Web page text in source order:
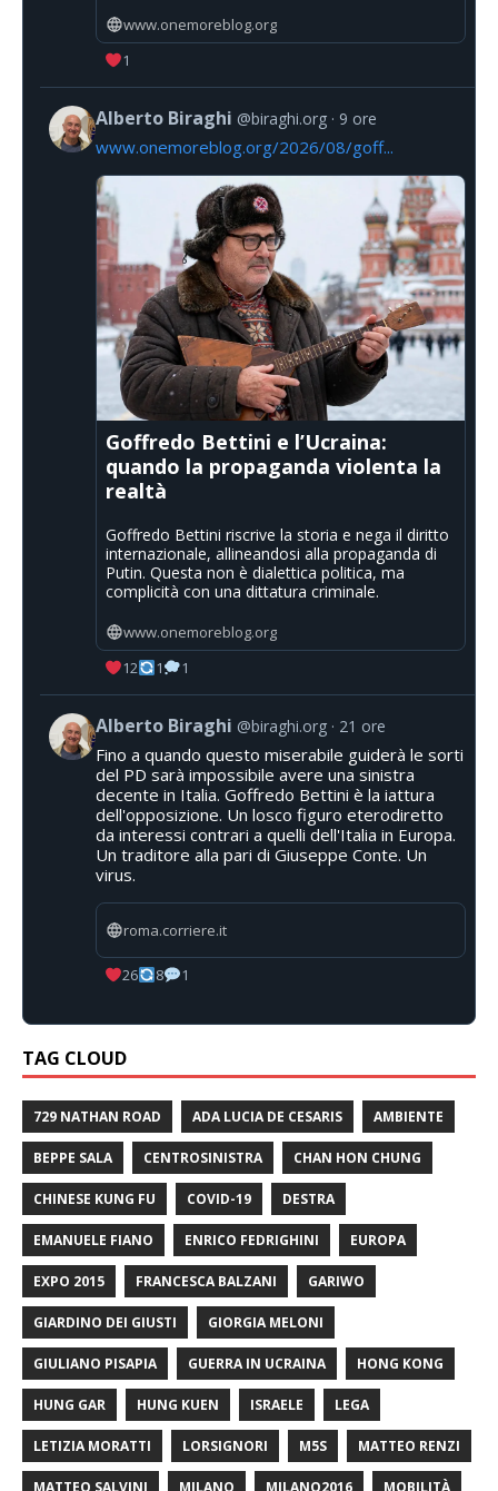
www.onemoreblog.org
1
Alberto Biraghi @biraghi.org 9 ore
www.onemoreblog.org/2026/08/goff...
Goffredo Bettini e l’Ucraina:
quando la propaganda violenta la
realtà
Goffredo Bettini riscrive la storia e nega il diritto
internazionale, allineandosi alla propaganda di
Putin. Questa non è dialettica politica, ma
complicità con una dittatura criminale.
www.onemoreblog.org
12
1 1
Alberto Biraghi @biraghi.org 21 ore
Fino a quando questo miserabile guiderà le sorti
del PD sarà impossibile avere una sinistra
decente in Italia. Goffredo Bettini è la iattura
dell'opposizione. Un losco figuro eterodiretto
da interessi contrari a quelli dell'Italia in Europa.
Un traditore alla pari di Giuseppe Conte. Un
virus.
roma.corriere.it
26 8 1
TAG CLOUD
729 NATHAN ROAD ADA LUCIA DE CESARIS AMBIENTE
BEPPE SALA CENTROSINISTRA CHAN HON CHUNG
CHINESE KUNG FU COVID-19 DESTRA
EMANUELE FIANO ENRICO FEDRIGHINI EUROPA
EXPO 2015 FRANCESCA BALZANI GARIWO
GIARDINO DEI GIUSTI GIORGIA MELONI
GIULIANO PISAPIA GUERRA IN UCRAINA HONG KONG
HUNG GAR HUNG KUEN ISRAELE LEGA
LETIZIA MORATTI LORSIGNORI M5S MATTEO RENZI
MATTEO SALVINI MILANO MILANO2016 MOBILITÀ